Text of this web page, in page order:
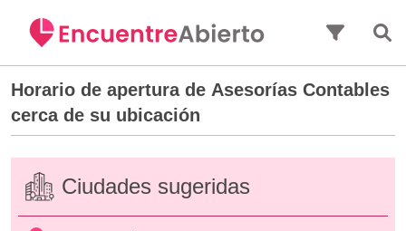
Horario de apertura de Asesorías Contables
cerca de su ubicación
Ciudades sugeridas